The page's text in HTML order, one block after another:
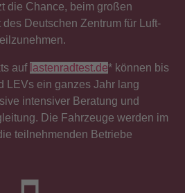
die Chance, beim großen
des Deutschen Zentrum für Luft-
auf lastenradtest.de* können bis
LEVs ein ganzes Jahr lang
intensiver Beratung und
Die Fahrzeuge werden im
teilnehmenden Betriebe